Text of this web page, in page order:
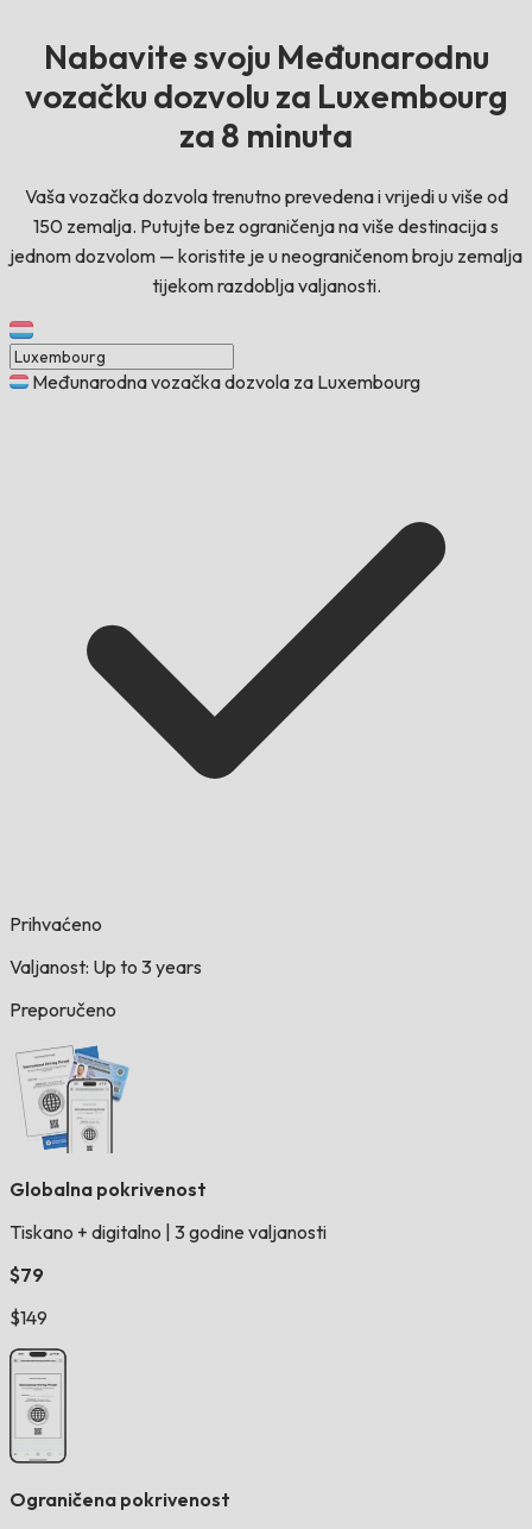
Nabavite svoju Međunarodnu
vozačku dozvolu za Luxembourg
za 8 minuta
Vaša vozačka dozvola trenutno prevedena i vrijedi u više od
150 zemalja. Putujte bez ograničenja na više destinacija s
jednom dozvolom — koristite je u neograničenom broju zemalja
tijekom razdoblja valjanosti.
Međunarodna vozačka dozvola za Luxembourg
Prihvaćeno
Valjanost: Up to 3 years
Preporučeno
Globalna pokrivenost
Tiskano + digitalno 3 godine valjanosti
$79
$149
Ograničena pokrivenost